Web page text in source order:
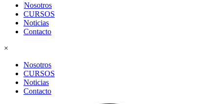
Nosotros
CURSOS
Noticias
Contacto
×
Nosotros
CURSOS
Noticias
Contacto